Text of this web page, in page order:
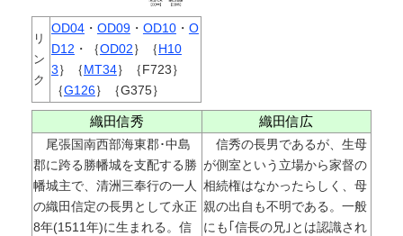
リ
ン
ク
OD04・ OD09・ OD10・ O
D12 ・｛OD02｝｛H10
3｝｛MT34｝｛F723｝
｛G126｝｛G375｝
織田信秀
織田信広
尾張国南西部海東郡･中島
郡に跨る勝幡城を支配する勝
幡城主で、清洲三奉行の一人
の織田信定の長男として永正
8年(1511年)に生まれる。信
信秀の長男であるが、生母
が側室という立場から家督の
相続権はなかったらしく、母
親の出自も不明である。一般
にも｢信長の兄｣とは認識され